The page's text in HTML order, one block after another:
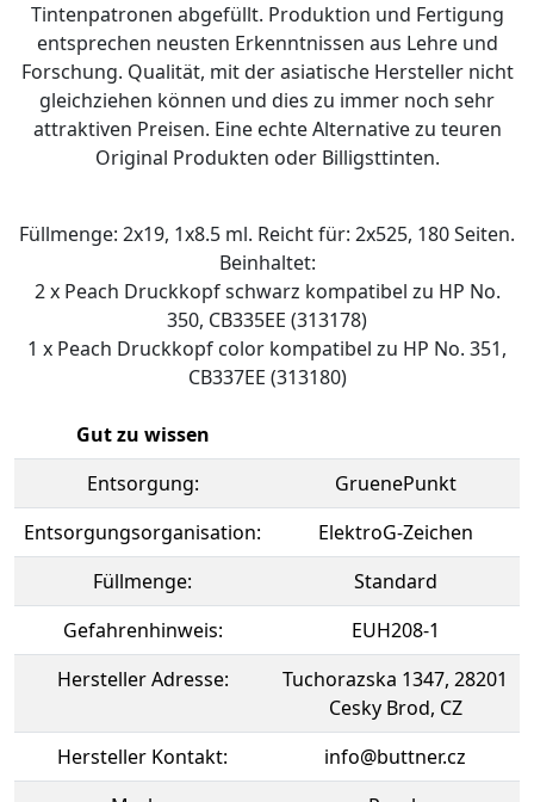
Tintenpatronen abgefüllt. Produktion und Fertigung
entsprechen neusten Erkenntnissen aus Lehre und
Forschung. Qualität, mit der asiatische Hersteller nicht
gleichziehen können und dies zu immer noch sehr
attraktiven Preisen. Eine echte Alternative zu teuren
Original Produkten oder Billigsttinten.
Füllmenge: 2x19, 1x8.5 ml. Reicht für: 2x525, 180 Seiten.
Beinhaltet:
2 x Peach Druckkopf schwarz kompatibel zu HP No.
350, CB335EE (313178)
1 x Peach Druckkopf color kompatibel zu HP No. 351,
CB337EE (313180)
Gut zu wissen
Entsorgung:
GruenePunkt
Entsorgungsorganisation:
ElektroG-Zeichen
Füllmenge:
Standard
Gefahrenhinweis:
EUH208-1
Hersteller Adresse:
Tuchorazska 1347, 28201
Cesky Brod, CZ
Hersteller Kontakt:
info@buttner.cz